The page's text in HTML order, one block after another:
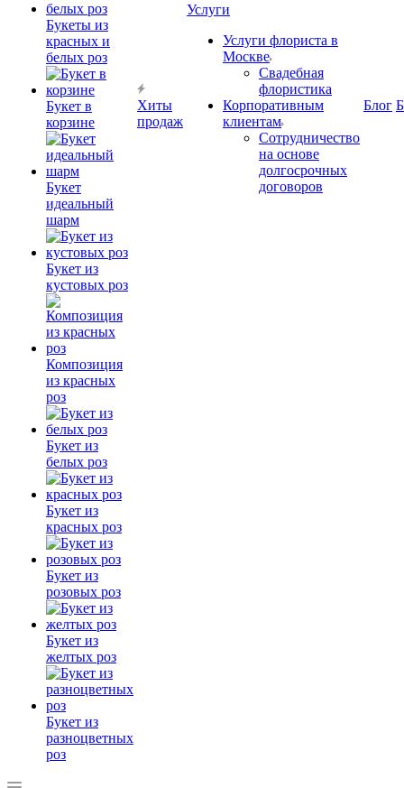
Букеты из
красных и
белых роз
Букет в
корзине
Букет
идеальный
шарм
Букет из
кустовых роз
Композиция
из красных
роз
Букет из
белых роз
Букет из
красных роз
Букет из
розовых роз
Букет из
желтых роз
Букет из
разноцветных
роз
Хиты
продаж
Услуги
Услуги флориста в
Москве
Свадебная
флористика
Корпоративным
клиентам
Сотрудничество
на основе
долгосрочных
договоров
Блог